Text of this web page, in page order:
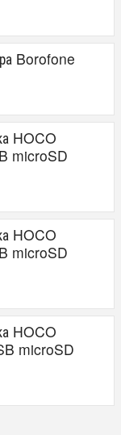
Borofone
HOCO
microSD
HOCO
microSD
HOCO
microSD